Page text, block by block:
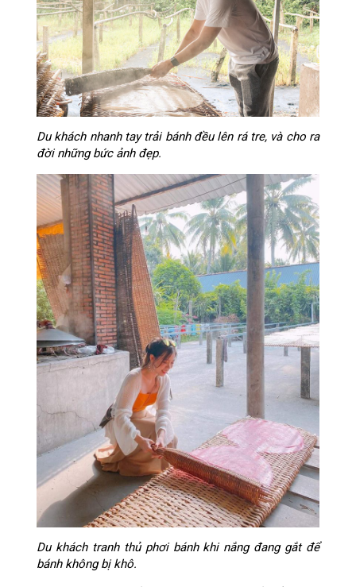
Du khách nhanh tay trải bánh đều lên rá tre, và cho ra
đời những bức ảnh đẹp.
Du khách tranh thủ phơi bánh khi nắng đang gắt để
bánh không bị khô.